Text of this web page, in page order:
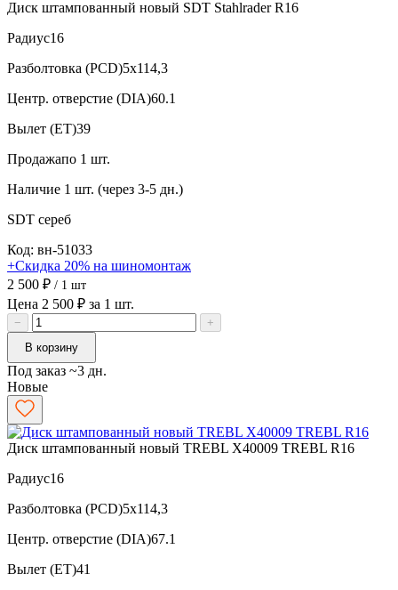
Диск штампованный новый SDT Stahlrader R16
Радиус16
Разболтовка (PCD)5x114,3
Центр. отверстие (DIA)60.1
Вылет (ET)39
Продажапо 1 шт.
Наличие 1 шт. (через 3-5 дн.)
SDT сереб
Код: вн-51033
+Скидка 20% на шиномонтаж
2 500 ₽ / 1 шт
Цена 2 500 ₽ за 1 шт.
−
+
В корзину
Под заказ ~3 дн.
Новые
Диск штампованный новый TREBL X40009 TREBL R16
Радиус16
Разболтовка (PCD)5x114,3
Центр. отверстие (DIA)67.1
Вылет (ET)41